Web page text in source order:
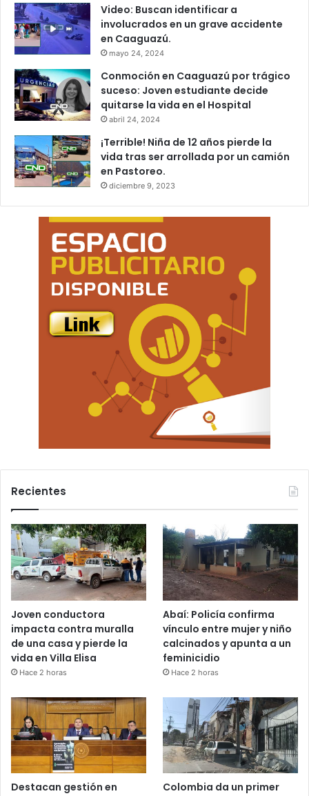
Video: Buscan identificar a
involucrados en un grave accidente
en Caaguazú.
mayo 24, 2024
Conmoción en Caaguazú por trágico
suceso: Joven estudiante decide
quitarse la vida en el Hospital
abril 24, 2024
¡Terrible! Niña de 12 años pierde la
vida tras ser arrollada por un camión
en Pastoreo.
diciembre 9, 2023
Recientes
Joven conductora
impacta contra muralla
de una casa y pierde la
vida en Villa Elisa
Hace 2 horas
Abaí: Policía confirma
vínculo entre mujer y niño
calcinados y apunta a un
feminicidio
Hace 2 horas
Destacan gestión en
Colombia da un primer